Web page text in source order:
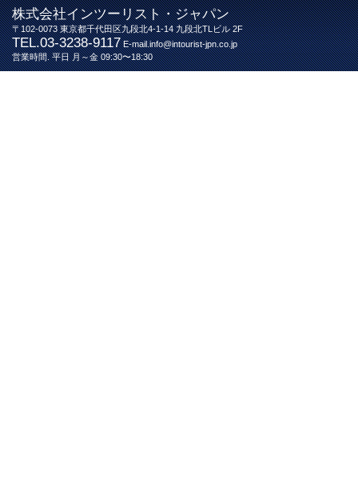
株式会社インツーリスト・ジャパン
〒102-0073 東京都千代田区九段北4-1-14 九段北TLビル 2F
TEL.03-3238-9117E-mail.info@intourist-jpn.co.jp
営業時間. 平日 月～金 09:30〜18:30